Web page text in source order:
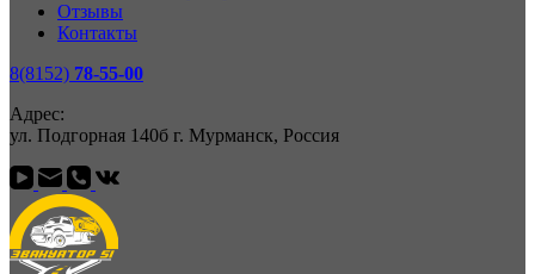
Отзывы
Контакты
8(8152) 78-55-00
Адрес:
ул. Подгорная 140б г. Мурманск, Россия